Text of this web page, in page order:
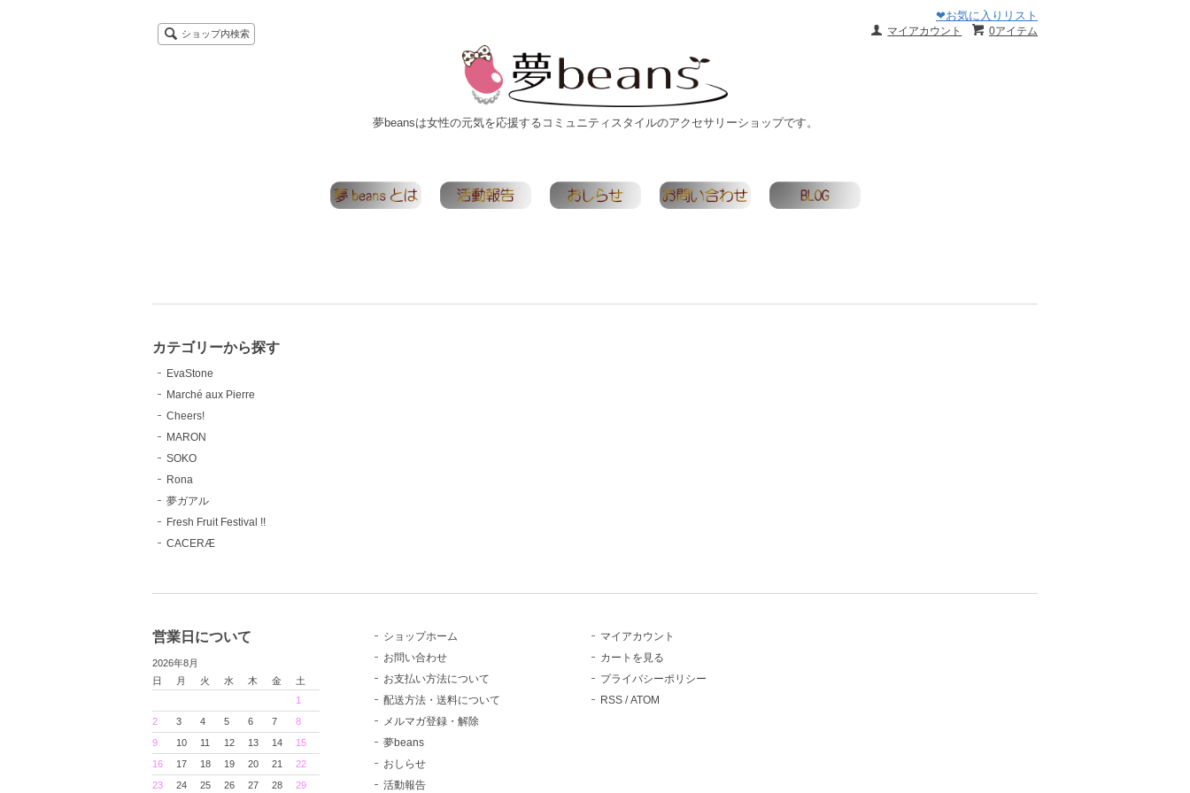
❤お気に入りリスト
0アイテム
マイアカウント
ショップ内検索
夢beansは女性の元気を応援するコミュニティスタイルのアクセサリーショップです。
カテゴリーから探す
EvaStone
Marché aux Pierre
Cheers!
MARON
SOKO
Rona
夢ガアル
Fresh Fruit Festival !!
CACERÆ
営業日について
2026年8月
日
月 火 水 木 金
土
1
2
3 4 5 6 7
8
9
10 11 12 13 14
15
16
17 18 19 20 21
22
23
24 25 26 27 28 29
ショップホーム
お問い合わせ
お支払い方法について
配送方法・送料について
メルマガ登録・解除
夢beans
おしらせ
活動報告
マイアカウント
カートを見る
プライバシーポリシー
RSS /ATOM